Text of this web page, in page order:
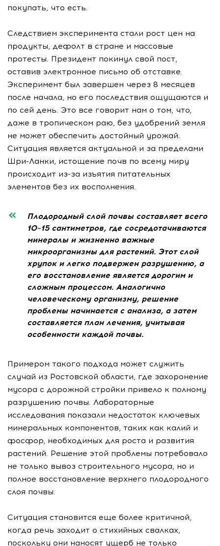
покупать, что есть.
Следствием эксперимента стали рост цен на
продукты, дефолт в стране и массовые
протесты. Президент покинул свой пост,
оставив электронное письмо об отставке.
Эксперимент был завершен через 8 месяцев
после начала, но его последствия ощущаются и
по сей день. Это все говорит нам о том, что,
даже в тропическом раю, без удобрений земля
не может обеспечить достойный урожай.
Ситуация является актуальной и за пределами
Шри-Ланки, истощение почв по всему миру
происходит из-за изъятия питательных
элементов без их восполнения.
Плодородный слой почвы составляет всего
10–15 сантиметров, где сосредотачиваются
минералы и жизненно важные
микроорганизмы для растений. Этот слой
хрупок и легко подвержен разрушению, а
его восстановление является дорогим и
сложным процессом. Аналогично
человеческому организму, решение
проблемы начинается с анализа, а затем
составляется план лечения, учитывая
особенности каждой почвы.
Примером такого подхода может служить
случай из Ростовской области, где захоронение
мусора с дорожной стройки привело к полному
разрушению почвы. Лабораторные
исследования показали недостаток ключевых
минеральных компонентов, таких как калий и
фосфор, необходимых для роста и развития
растений. Решение этой проблемы потребовало
не только вывоз строительного мусора, но и
полное восстановление верхнего плодородного
слоя почвы.
Ситуация становится еще более критичной,
когда речь заходит о стихийных свалках,
поскольку они наносят ущерб не только